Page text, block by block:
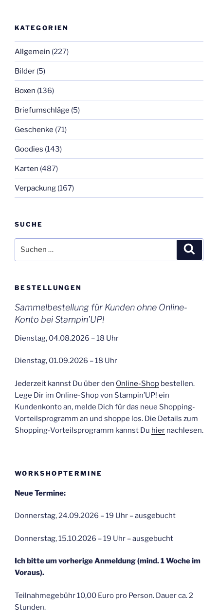
KATEGORIEN
Allgemein (227)
Bilder (5)
Boxen (136)
Briefumschläge (5)
Geschenke (71)
Goodies (143)
Karten (487)
Verpackung (167)
SUCHE
nach:
BESTELLUNGEN
Sammelbestellung für Kunden ohne Online-
Konto bei Stampin’UP!
Dienstag, 04.08.2026 – 18 Uhr
Dienstag, 01.09.2026 – 18 Uhr
Jederzeit kannst Du über den Online-Shop bestellen.
Lege Dir im Online-Shop von Stampin’UP! ein
Kundenkonto an, melde Dich für das neue Shopping-
Vorteilsprogramm an und shoppe los. Die Details zum
Shopping-Vorteilsprogramm kannst Du hier nachlesen.
WORKSHOPTERMINE
Neue Termine:
Donnerstag, 24.09.2026 – 19 Uhr – ausgebucht
Donnerstag, 15.10.2026 – 19 Uhr – ausgebucht
Ich bitte um vorherige Anmeldung (mind. 1 Woche im
Voraus).
Teilnahmegebühr 10,00 Euro pro Person. Dauer ca. 2
Stunden.